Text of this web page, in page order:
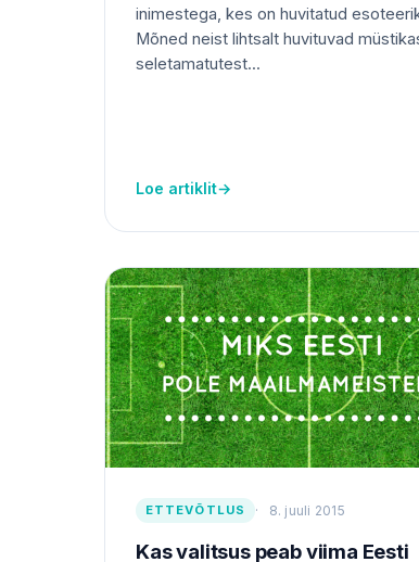
inimestega, kes on huvitatud
Mõned neist lihtsalt huvituvad
seletamatutest...
Loe artiklit→
ETTEVÕTLUS 8. juuli 2015
Kas valitsus peab viima Eesti